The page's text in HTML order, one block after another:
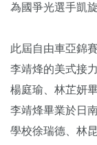
為國爭光選手凱旋
此屆自由車亞錦
李靖烽的美式接
楊庭瑜、林芷妍
李靖烽畢業於日
學校徐瑞德、林